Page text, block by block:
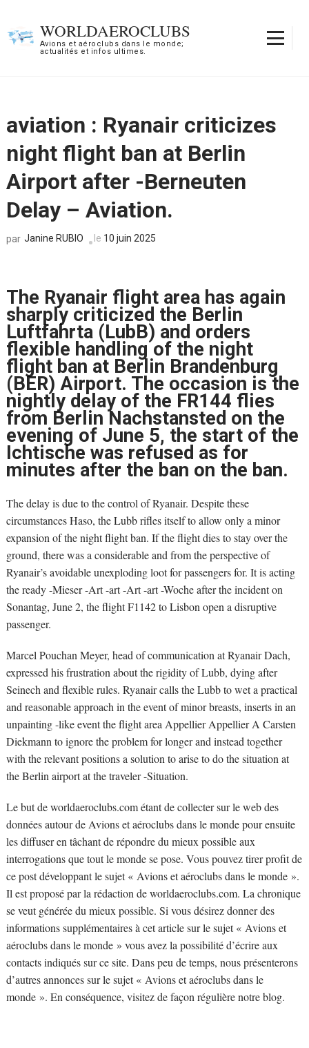
contenu
WORLDAEROCLUBS
Avions et aéroclubs dans le monde;
actualités et infos ultimes.
aviation : Ryanair criticizes
night flight ban at Berlin
Airport after -Berneuten
Delay – Aviation.
par Janine RUBIO le 10 juin 2025
The Ryanair flight area has again
sharply criticized the Berlin
Luftfahrta (LubB) and orders
flexible handling of the night
flight ban at Berlin Brandenburg
(BER) Airport. The occasion is the
nightly delay of the FR144 flies
from Berlin Nachstansted on the
evening of June 5, the start of the
Ichtische was refused as for
minutes after the ban on the ban.
The delay is due to the control of Ryanair. Despite these
circumstances Haso, the Lubb rifles itself to allow only a minor
expansion of the night flight ban. If the flight dies to stay over the
ground, there was a considerable and from the perspective of
Ryanair’s avoidable unexploding loot for passengers for. It is acting
the ready -Mieser -Art -art -Art -art -Woche after the incident on
Sonantag, June 2, the flight F1142 to Lisbon open a disruptive
passenger.
Marcel Pouchan Meyer, head of communication at Ryanair Dach,
expressed his frustration about the rigidity of Lubb, dying after
Seinech and flexible rules. Ryanair calls the Lubb to wet a practical
and reasonable approach in the event of minor breasts, inserts in an
unpainting -like event the flight area Appellier Appellier A Carsten
Diekmann to ignore the problem for longer and instead together
with the relevant positions a solution to arise to do the situation at
the Berlin airport at the traveler -Situation.
Le but de worldaeroclubs.com étant de collecter sur le web des
données autour de Avions et aéroclubs dans le monde pour ensuite
les diffuser en tâchant de répondre du mieux possible aux
interrogations que tout le monde se pose. Vous pouvez tirer profit de
ce post développant le sujet « Avions et aéroclubs dans le monde ».
Il est proposé par la rédaction de worldaeroclubs.com. La chronique
se veut générée du mieux possible. Si vous désirez donner des
informations supplémentaires à cet article sur le sujet « Avions et
aéroclubs dans le monde » vous avez la possibilité d’écrire aux
contacts indiqués sur ce site. Dans peu de temps, nous présenterons
d’autres annonces sur le sujet « Avions et aéroclubs dans le
monde ». En conséquence, visitez de façon régulière notre blog.